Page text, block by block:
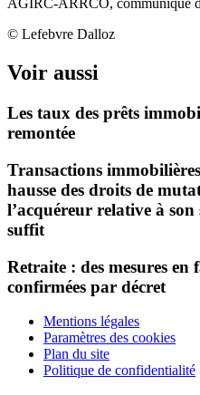
AGIRC-ARRCO, communiqué
© Lefebvre Dalloz
Voir aussi
Les taux des prêts
remontée
Transactions
hausse des droits de
l’acquéreur relative à
suffit
Retraite : des mesures en
confirmées par décret
Mentions légales
Paramètres des cookies
Plan du site
Politique de confidentialité